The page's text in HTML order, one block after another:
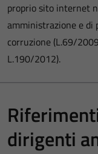
proprio sito internet
amministrazione e di
corruzione (L.69/
L.190/2012).
dirigenti